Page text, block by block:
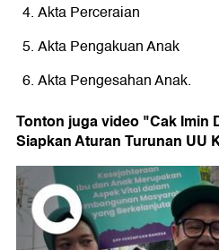
Akta Perceraian
Akta Pengakuan Anak
Akta Pengesahan Anak.
Tonton juga video "Cak Imin
Siapkan Aturan Turunan UU